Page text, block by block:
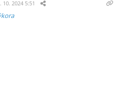
10. 2024 5:51